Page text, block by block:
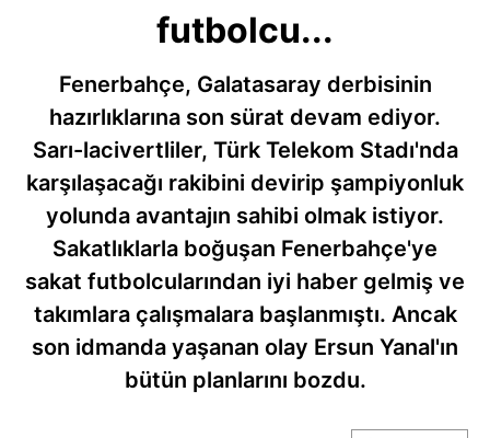
futbolcu...
Fenerbahçe, Galatasaray derbisinin
hazırlıklarına son sürat devam ediyor.
Sarı-lacivertliler, Türk Telekom Stadı'nda
karşılaşacağı rakibini devirip şampiyonluk
yolunda avantajın sahibi olmak istiyor.
Sakatlıklarla boğuşan Fenerbahçe'ye
sakat futbolcularından iyi haber gelmiş ve
takımlara çalışmalara başlanmıştı. Ancak
son idmanda yaşanan olay Ersun Yanal'ın
bütün planlarını bozdu.